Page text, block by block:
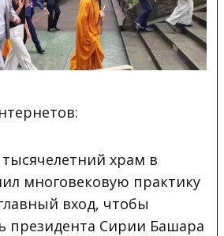
храм в
многовековую практику
вход, чтобы
президента Сирии Башара